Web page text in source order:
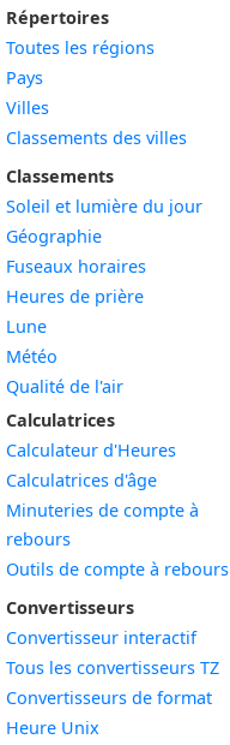
Répertoires
Toutes les régions
Pays
Villes
Classements des villes
Classements
Soleil et lumière du jour
Géographie
Fuseaux horaires
Heures de prière
Lune
Météo
Qualité de l'air
Calculatrices
Calculateur d'Heures
Calculatrices d'âge
Minuteries de compte à
rebours
Outils de compte à rebours
Convertisseurs
Convertisseur interactif
Tous les convertisseurs TZ
Convertisseurs de format
Heure Unix